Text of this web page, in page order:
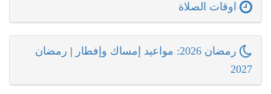
اوقات الصلاة
رمضان 2026: مواعيد إمساك وإفطار | رمضان
2027